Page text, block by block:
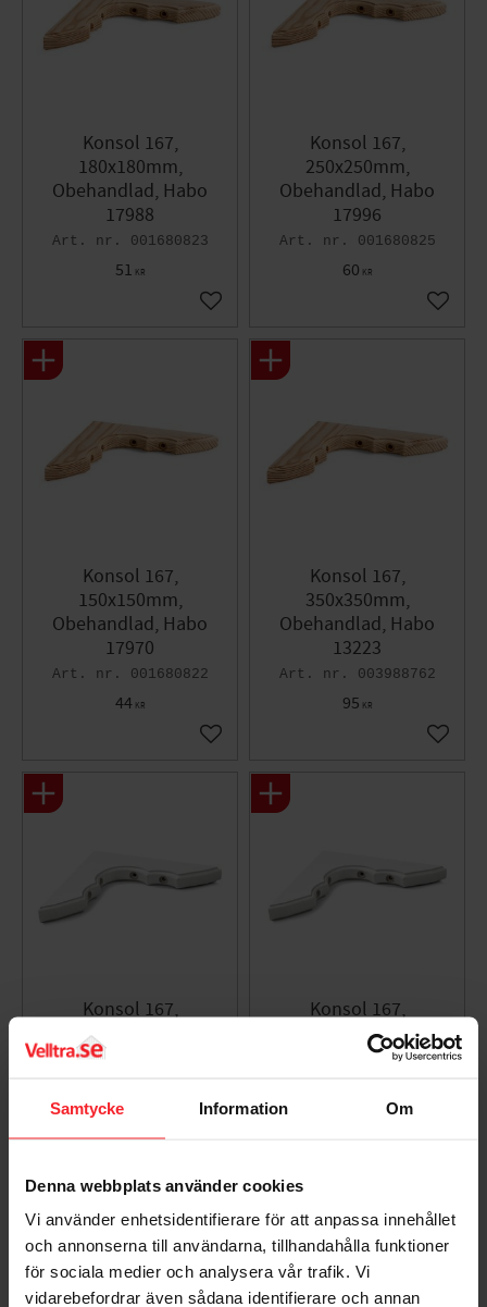
Samtycke Information Om
Denna webbplats använder cookies
Vi använder enhetsidentifierare för att anpassa innehållet
och annonserna till användarna, tillhandahålla funktioner
för sociala medier och analysera vår trafik. Vi
vidarebefordrar även sådana identifierare och annan
Konsol 167,
180x180mm,
Obehandlad, Habo
17988
001680823
51 KR
Lägg till i favoriter
Konsol 167,
250x250mm,
Obehandlad, Habo
17996
001680825
60 KR
Lägg
Konsol 167,
150x150mm,
Obehandlad, Habo
17970
001680822
44KR
Lägg till i favoriter
Konsol 167,
350x350mm,
Obehandlad, Habo
13223
003988762
95 KR
Lägg
Konsol 167,
180x180mm, Vit, Habo
61
Konsol 167,
150x150mm, Vit, Habo
40733